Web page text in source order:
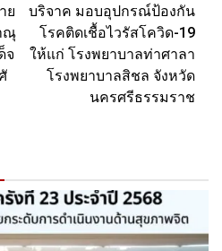
ย
ณุ
จ
บริจาค มอบอุปกรณ์ป้องกัน
โรคติดเชื้อไวรัสโควิด-19
ให้แก่ โรงพยาบาลท่าศาลา
โรงพยาบาลสิชล จังหวัด
นครศรีธรรมราช